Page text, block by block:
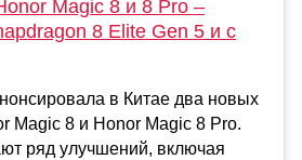
Magic 8 и 8 Pro –
8 Elite Gen 5 и с
в Китае два новых
Magic 8 и Honor Magic 8 Pro.
ряд улучшений, включая